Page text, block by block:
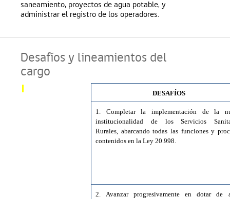
saneamiento, proyectos de agua potable, y
administrar el registro de los operadores.
Desafíos y lineamientos del
cargo
DESAFÍOS
1. Completar la implementación de la
institucionalidad de los Servicios
Rurales, abarcando todas las funciones y
contenidos en la Ley 20.998.
2. Avanzar progresivamente en dotar de